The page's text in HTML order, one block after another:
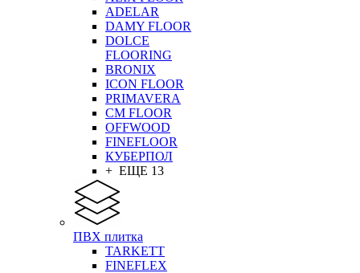
ADELAR
DAMY FLOOR
DOLCE
FLOORING
BRONIX
ICON FLOOR
PRIMAVERA
CM FLOOR
OFFWOOD
FINEFLOOR
КУБЕРПОЛ
+ ЕЩЕ 13
ПВХ плитка
TARKETT
FINEFLEX